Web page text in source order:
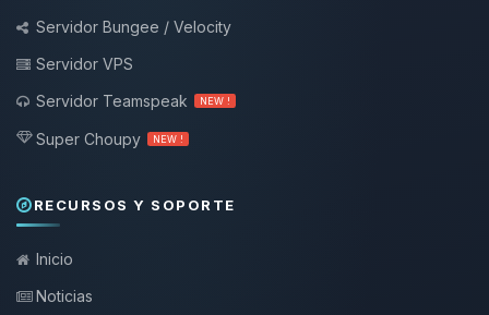
Servidor Bungee / Velocity
Servidor VPS
Servidor Teamspeak
NEW !
Super Choupy NEW !
RECURSOS Y SOPORTE
Inicio
Noticias